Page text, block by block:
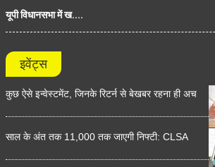
यूपी विधानसभा में ख....
इवेंट्स
कुछ ऐसे इन्वेस्टमेंट, जिनके रिटर्न से बेखबर रहना ही अच
साल के अंत तक 11,000 तक जाएगी निफ्टी: CLSA